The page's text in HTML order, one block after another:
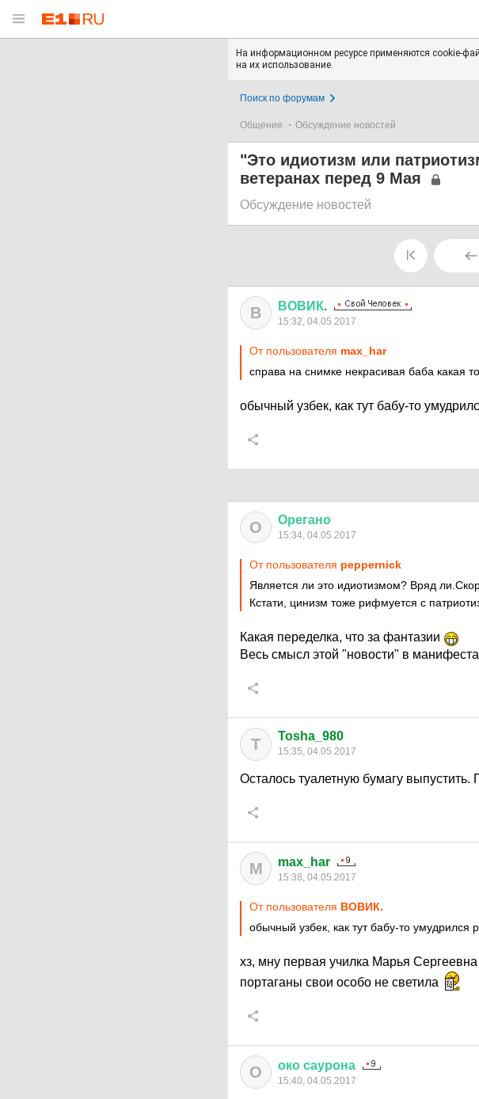
На информационном ресурсе применяются cookie-
на их использование.
Поиск по форумам
Общение Обсуждение новостей
"Это идиотизм или
ветеранах перед 9 Мая
Обсуждение новостей
В ВОВИК.
15:32, 04.05.2017
От пользователя max_har
справа на снимке некрасивая баба какая то
обычный узбек, как тут бабу-то
О Орегано
15:34, 04.05.2017
От пользователя peppernick
Является ли это идиотизмом? Вряд
Кстати, цинизм тоже рифмуется с
Какая переделка, что за фантазии
Весь смысл этой "новости" в
T Tosha_980
15:35, 04.05.2017
Осталось туалетную бумагу выпустить.
M max_har
15:38, 04.05.2017
От пользователя ВОВИК.
обычный узбек, как тут бабу-то умудрился
хз, мну первая училка Марья
портаганы свои особо не светила
О око саурона
15:40, 04.05.2017